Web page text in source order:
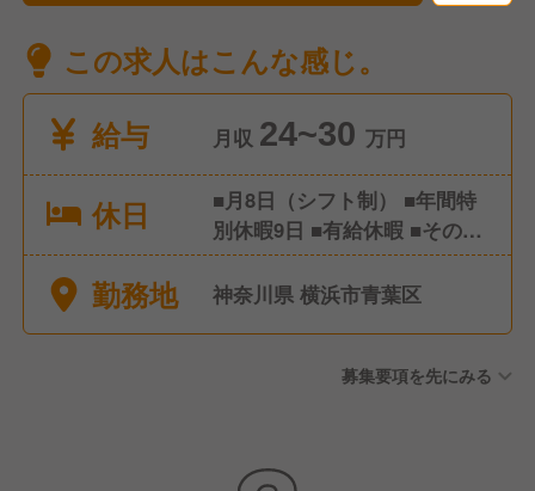
この求人はこんな感じ。
給与
月収 24~30 万円
休日
■月8日（シフト制） ■年間特
別休暇9日 ■有給休暇 ■その他
特別休暇など ※年間休日105日
勤務地 神奈川県 横浜市青葉区
募集要項を先にみる